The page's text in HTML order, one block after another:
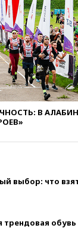
В
выбор: что
трендовая обувь